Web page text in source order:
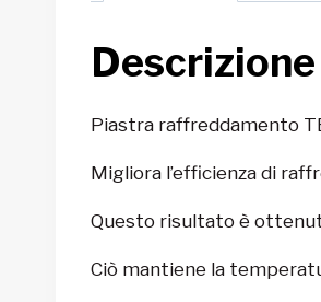
Descrizione
Piastra raffreddamento
Migliora l’efficienza di
Questo risultato è
Ciò mantiene la